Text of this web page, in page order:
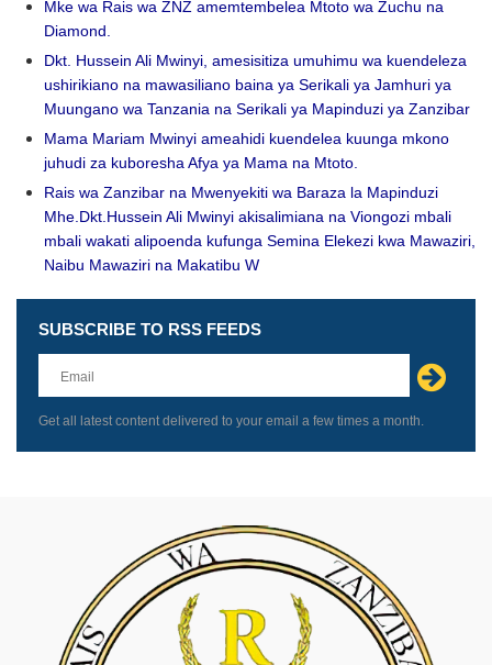
Mke wa Rais wa ZNZ amemtembelea Mtoto wa Zuchu na
Diamond.
Dkt. Hussein Ali Mwinyi, amesisitiza umuhimu wa kuendeleza
ushirikiano na mawasiliano baina ya Serikali ya Jamhuri ya
Muungano wa Tanzania na Serikali ya Mapinduzi ya Zanzibar
Mama Mariam Mwinyi ameahidi kuendelea kuunga mkono
juhudi za kuboresha Afya ya Mama na Mtoto.
Rais wa Zanzibar na Mwenyekiti wa Baraza la Mapinduzi
Mhe.Dkt.Hussein Ali Mwinyi akisalimiana na Viongozi mbali
mbali wakati alipoenda kufunga Semina Elekezi kwa Mawaziri,
Naibu Mawaziri na Makatibu W
Leave
this
field
blank
SUBSCRIBE TO RSS FEEDS
Get all latest content delivered to your email a few times a month.